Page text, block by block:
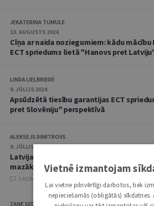
JEKATERINA TUMULE
13. AUGUSTS 2024
Cīņa ar naida noziegumiem: kādu
ECT spriedums lietā "Hanovs pret
LINDA LIELBRIEDE
9. JŪLIJS 2024
Apsūdzētā tiesību garantijas ECT
pret Slovēniju" perspektīvā
ALEKSEJS DIMITROVS
9. JŪLIJS 2024
Latvija un Minoritāšu konvencija: cik
mazākumtautību tiesību ierobežošana
1 KOMENTĀRI
ZANE SEDLOVA
Vietnē izmantojam
Lai vietne pilnvērtīgi darbotos, tiek
nepieciešamās (obligātās) sīkdatnes.